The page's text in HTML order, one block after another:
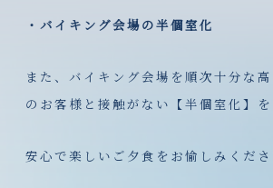
・バイキング会場の半個室化
また、バイキング会場を順次十分な
のお客様と接触がない【半個室化】を
安心で楽しいご夕食をお愉しみくださ